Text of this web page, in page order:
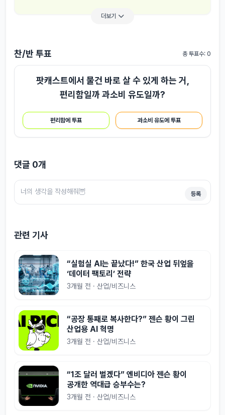
더보기
찬/반 투표 총 투표수: 0
팟캐스트에서 물건 바로 살 수 있게 하는 거,
편리함일까 과소비 유도일까?
편리함에 투표 과소비 유도에 투표
댓글 0개
등록
관련 기사
“실험실 AI는 끝났다!” 한국 산업 뒤엎을
‘데이터 팩토리’ 전략
3개월 전 · 산업/비즈니스
“공장 통째로 복사한다?” 젠슨 황이 그린
산업용 AI 혁명
3개월 전 · 산업/비즈니스
“1조 달러 벌겠다” 엔비디아 젠슨 황이
공개한 역대급 승부수는?
3개월 전 · 산업/비즈니스